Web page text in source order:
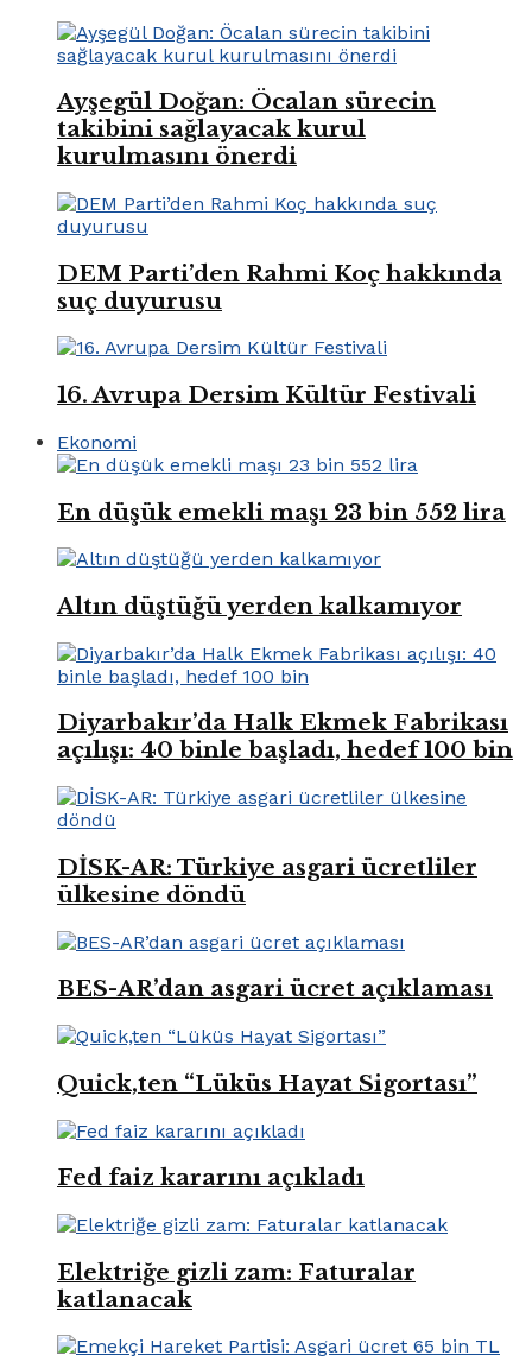
Ayşegül Doğan: Öcalan sürecin
takibini sağlayacak kurul
kurulmasını önerdi
DEM Parti’den Rahmi Koç hakkında
suç duyurusu
16. Avrupa Dersim Kültür Festivali
Ekonomi
En düşük emekli maşı 23 bin 552 lira
Altın düştüğü yerden kalkamıyor
Diyarbakır’da Halk Ekmek Fabrikası
açılışı: 40 binle başladı, hedef 100 bin
DİSK-AR: Türkiye asgari ücretliler
ülkesine döndü
BES-AR’dan asgari ücret açıklaması
Quick,ten “Lüküs Hayat Sigortası”
Fed faiz kararını açıkladı
Elektriğe gizli zam: Faturalar
katlanacak